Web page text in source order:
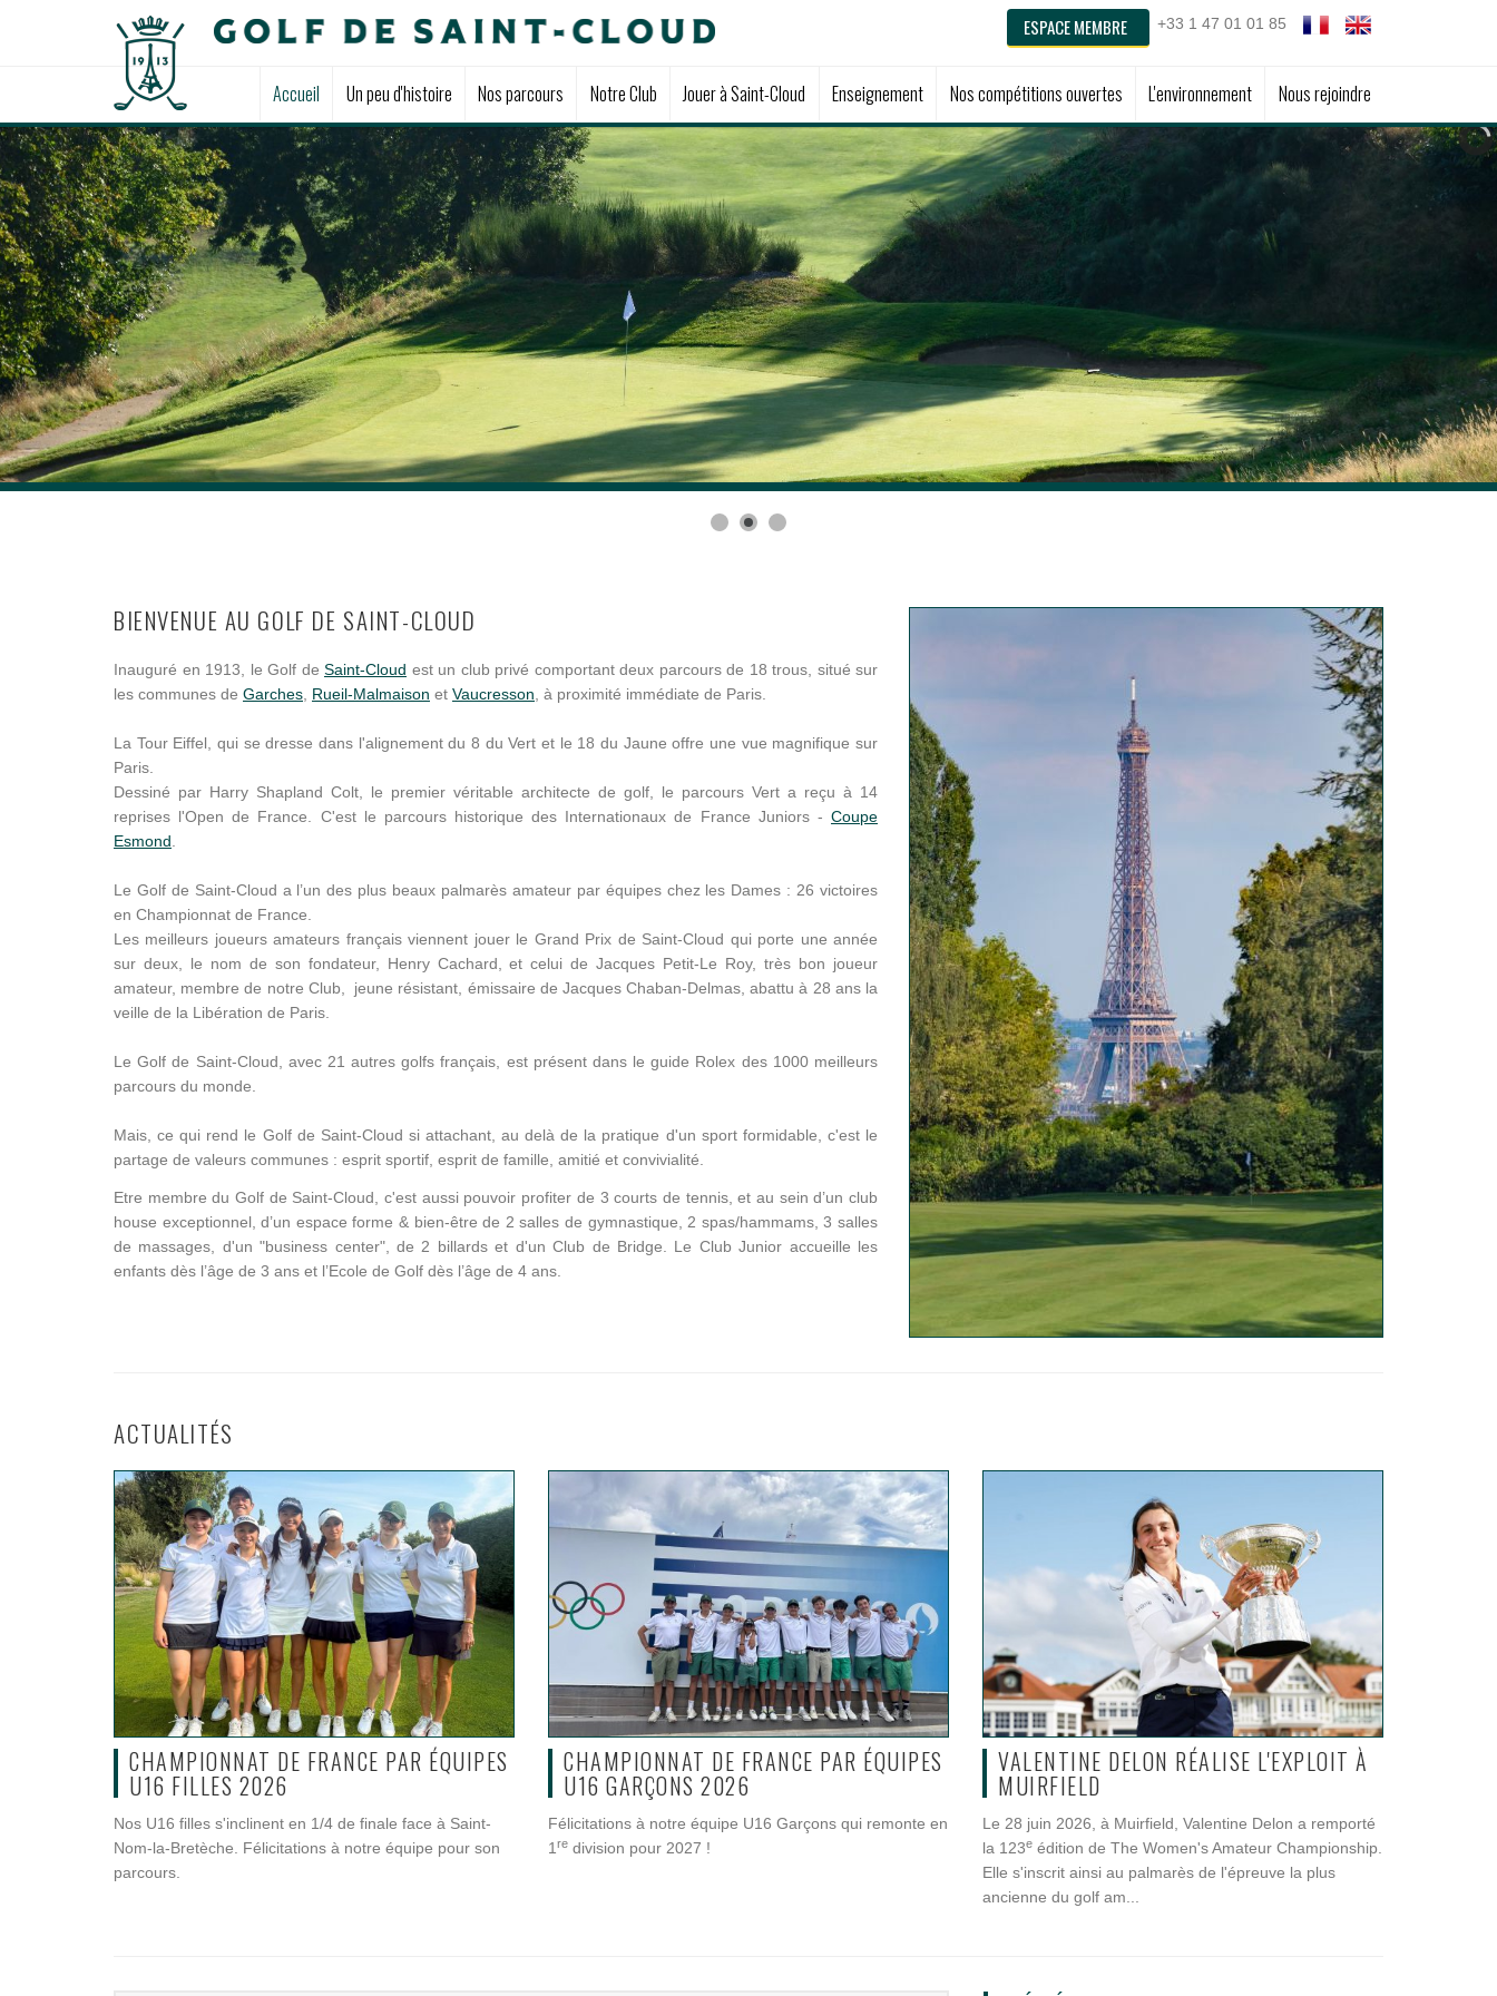
+33 1 47 01 01 85
ESPACE MEMBRE
Accueil Un peu d'histoire Nos parcours Notre Club Jouer à Saint-Cloud Enseignement Nos compétitions ouvertes L'environnement Nous rejoindre
BIENVENUE AU GOLF DE SAINT-CLOUD
Inauguré en 1913, le Golf de Saint-Cloud est un club privé comportant deux parcours de 18 trous, situé sur
les communes de Garches Rueil-Malmaison et Vaucresson , à proximité immédiate de Paris.
La Tour Eiffel, qui se dresse dans l'alignement du 8 du Vert et le 18 du Jaune offre une vue magnifique sur
Paris.
Dessiné par Harry Shapland Colt, le premier véritable architecte de golf, le parcours Vert a reçu à 14
reprises l'Open de France. C'est le parcours historique des Internationaux de France Juniors - Coupe
Esmond
Le Golf de Saint-Cloud a l’un des plus beaux palmarès amateur par équipes chez les Dames : 26 victoires
en Championnat de France.
Les meilleurs joueurs amateurs français viennent jouer le Grand Prix de Saint-Cloud qui porte une année
sur deux, le nom de son fondateur, Henry Cachard, et celui de Jacques Petit-Le Roy, très bon joueur
amateur, membre de notre Club, jeune résistant, émissaire de Jacques Chaban-Delmas, abattu à 28 ans la
veille de la Libération de Paris.
Le Golf de Saint-Cloud, avec 21 autres golfs français, est présent dans le guide Rolex des 1000 meilleurs
parcours du monde.
Mais, ce qui rend le Golf de Saint-Cloud si attachant, au delà de la pratique d'un sport formidable, c'est le
partage de valeurs communes : esprit sportif, esprit de famille, amitié et convivialité.
Etre membre du Golf de Saint-Cloud, c'est aussi pouvoir profiter de 3 courts de tennis, et au sein d’un club
house exceptionnel, d’un espace forme & bien-être de 2 salles de gymnastique, 2 spas/hammams, 3 salles
de massages, d'un "business center", de 2 billards et d'un Club de Bridge. Le Club Junior accueille les
enfants dès l’âge de 3 ans et l’Ecole de Golf dès l’âge de 4 ans.
ACTUALITÉS
CHAMPIONNAT DE FRANCE PAR ÉQUIPES
U16 FILLES 2026
Nos U16 filles s'inclinent en 1/4 de finale face à Saint-
Nom-la-Bretèche. Félicitations à notre équipe pour son
parcours.
CHAMPIONNAT DE FRANCE PAR ÉQUIPES
U16 GARÇONS 2026
Félicitations à notre équipe U16 Garçons qui remonte en
1re division pour 2027 !
VALENTINE DELON RÉALISE L'EXPLOIT À
MUIRFIELD
Le 28 juin 2026, à Muirfield, Valentine Delon a remporté
la 123e édition de The Women's Amateur Championship.
Elle s'inscrit ainsi au palmarès de l'épreuve la plus
ancienne du golf am...